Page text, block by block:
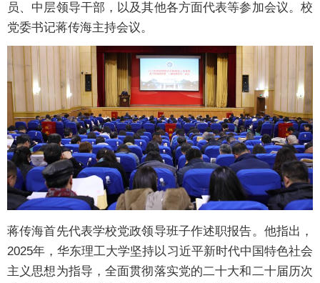
员、中层领导干部，以及其他各方面代表等参加会议。校
党委书记蒋传海主持会议。
蒋传海首先代表学校党政领导班子作述职报告。他指出，
2025年，华东理工大学坚持以习近平新时代中国特色社会
主义思想为指导，全面贯彻落实党的二十大和二十届历次